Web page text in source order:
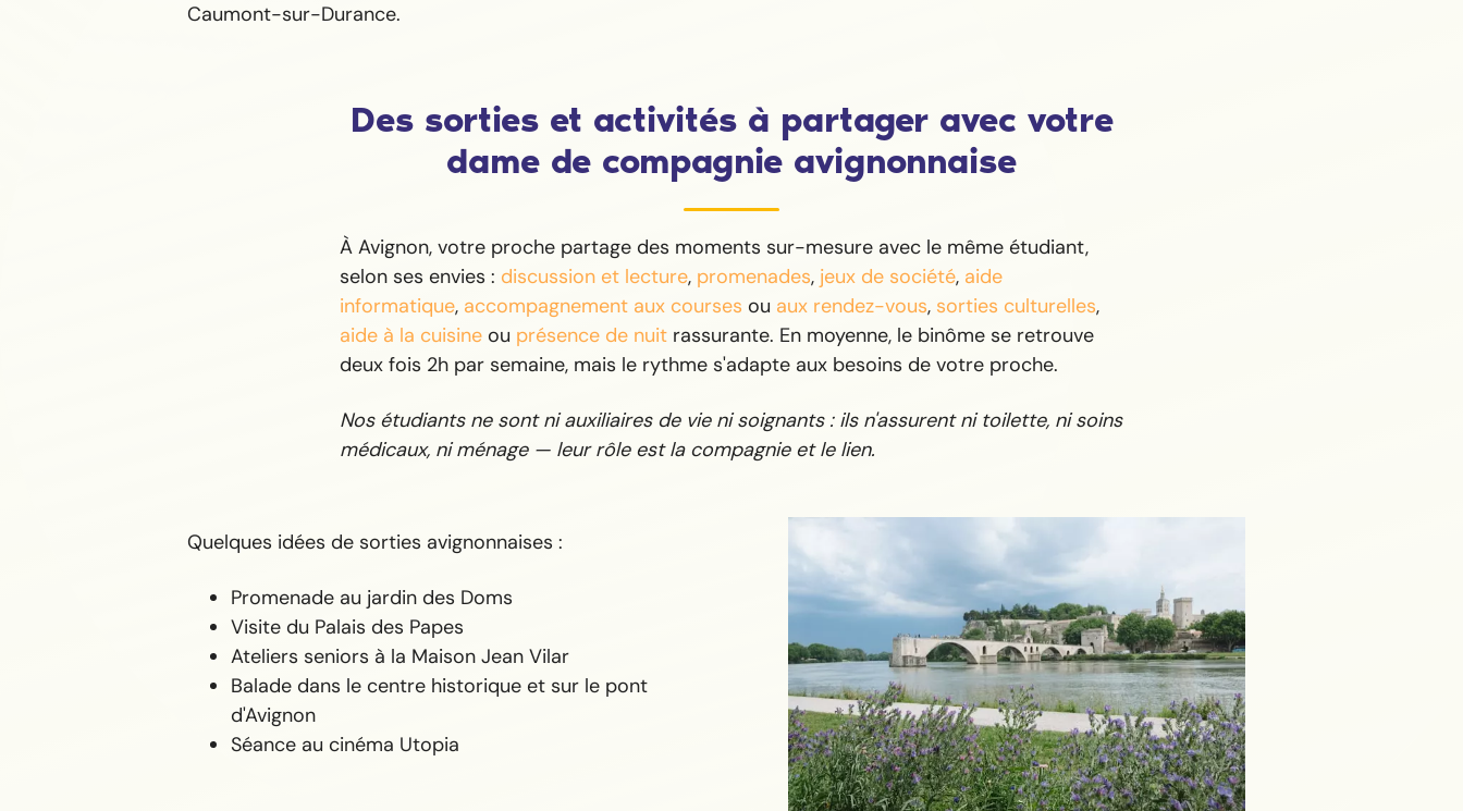
Caumont-sur-Durance.
Des sorties et activités à partager avec votre
dame de compagnie avignonnaise
À Avignon, votre proche partage des moments sur-mesure avec le même étudiant,
selon ses envies : discussion et lecture, promenades, jeux de société, aide
informatique, accompagnement aux courses ou aux rendez-vous, sorties culturelles,
aide à la cuisine ou présence de nuit rassurante. En moyenne, le binôme se retrouve
deux fois 2h par semaine, mais le rythme s'adapte aux besoins de votre proche.
Nos étudiants ne sont ni auxiliaires de vie ni soignants : ils n'assurent ni toilette, ni soins
médicaux, ni ménage — leur rôle est la compagnie et le lien.
Quelques idées de sorties avignonnaises :
Promenade au jardin des Doms
Visite du Palais des Papes
Ateliers seniors à la Maison Jean Vilar
Balade dans le centre historique et sur le pont
d'Avignon
Séance au cinéma Utopia